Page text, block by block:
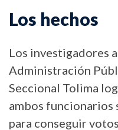
Los hechos
Los investigadores
Administración
Seccional Tolima
ambos funcionarios
para conseguir